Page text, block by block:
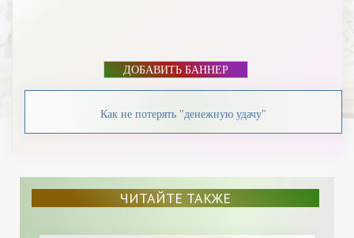
ДОБАВИТЬ БАННЕР
Как не потерять "денежную удачу"
ЧИТАЙТЕ ТАКЖЕ